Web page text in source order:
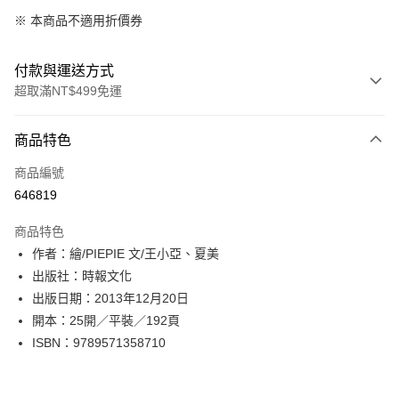
※ 本商品不適用折價券
付款與運送方式
超取滿NT$499免運
信用卡一次付款
ATM付款
運送方式
付款後全家取貨
每筆NT$60，滿NT$499(含以上)免運費
付款後7-11取貨
每筆NT$60，滿NT$499(含以上)免運費
商品特色
商品編號
646819
商品特色
作者：繪/PIEPIE 文/王小亞、夏美
出版社：時報文化
出版日期：2013年12月20日
開本：25開／平裝／192頁
ISBN：9789571358710